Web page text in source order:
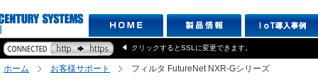
クリックするとSSLに変更できます。
ホーム お客様サポート フィルタ FutureNet NXR-Gシリーズ